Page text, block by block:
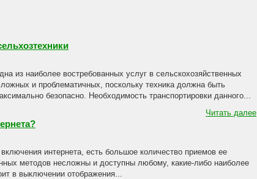
из наиболее востребованных услуг в сельскохозяйственных
и проблематичных, поскольку техника должна быть
безопасно. Необходимость транспортировки данного...
Читать далее
интернета, есть большое количество приемов ее
методов несложны и доступны любому, какие-либо наиболее
в выключении отображения...